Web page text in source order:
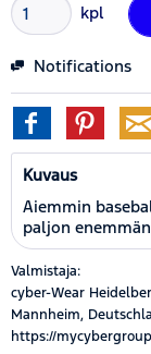
kpl
Notifications
Kuvaus
Aiemmin
paljon
Valmistaja:
cyber-Wear
Mannheim,
https://